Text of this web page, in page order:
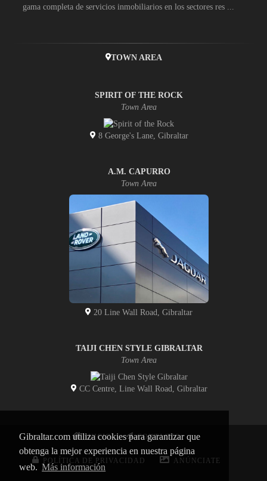
Gibraltar.com utiliza cookies para garantizar que
obtenga la mejor experiencia en nuestra página
web. Más información
gama completa de servicios inmobiliarios en los sectores res ...
TOWN AREA
SPIRIT OF THE ROCK
Town Area
8 George's Lane, Gibraltar
A.M. CAPURRO
Town Area
20 Line Wall Road, Gibraltar
TAIJI CHEN STYLE GIBRALTAR
Town Area
CC Centre, Line Wall Road, Gibraltar
INICIO CONTACTO
POLÍTICA DE PRIVACIDAD ANÚNCIATE